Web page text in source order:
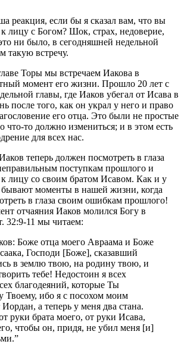
реакция, если бы я сказал вам, что вы
лицу с Богом? Шок, страх, недоверие,
ни было, в сегодняшней недельной
такую встречу.
Торы мы встречаем Иакова в
момент его жизни. Прошло 20 лет с
главы, где Иаков убегал от Исава в
после того, как он украл у него и право
его отца. Это были не простые
что-то должно измениться; и в этом есть
для всех нас.
теперь должен посмотреть в глаза
поступкам прошлого и
к лицу со своим братом Исавом. Как и у
бывают моменты в нашей жизни, когда
в глаза своим ошибкам прошлого!
отчаяния Иаков молился Богу в
32:9-11 мы читаем:
Боже отца моего Авраама и Боже
Господи [Боже], сказавший
в землю твою, на родину твою, и
тебе! Недостоин я всех
благодеяний, которые Ты
Твоему, ибо я с посохом моим
а теперь у меня два стана.
руки брата моего, от руки Исава,
чтобы он, придя, не убил меня [и]